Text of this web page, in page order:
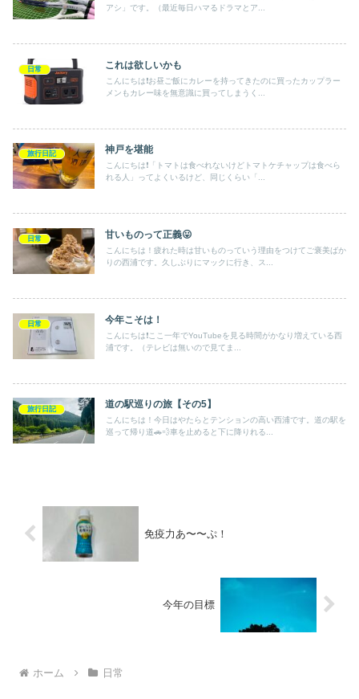
アシ」です。（最近毎日ハマるドラマとア...
日常 これは欲しいかも
こんにちは❗️お昼ご飯にカレーを持ってきたのに買ったカップラー
メンもカレー味を無意識に買ってしまうく...
旅行日記 神戸を堪能
こんにちは❗️「トマトは食べれないけどトマトケチャップは食べら
れる人」ってよくいるけど、同じくらい「...
日常 甘いものって正義😛
こんにちは！疲れた時は甘いものっていう理由をつけてご褒美ばか
りの西浦です。久しぶりにマックに行き、ス...
日常 今年こそは！
こんにちは❗️ここ一年でYouTubeを見る時間がかなり増えている西
浦です。（テレビは無いので見てま...
旅行日記 道の駅巡りの旅【その5】
こんにちは！今日はやたらとテンションの高い西浦です。道の駅を
巡って帰り道🚗💨車を止めると下に降りれる...
免疫力あ〜〜ぷ！
今年の目標
ホーム 日常